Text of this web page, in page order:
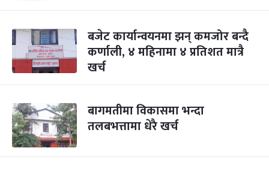
बजेट कार्यान्वयनमा झन् कमजोर बन्दै
कर्णाली, ४ महिनामा ४ प्रतिशत मात्रै
खर्च
बागमतीमा विकासमा भन्दा
तलबभत्तामा धेरै खर्च